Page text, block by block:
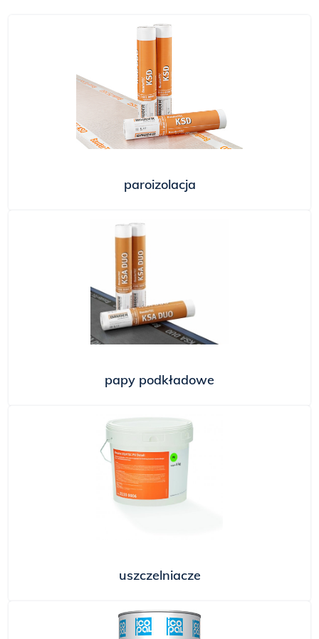
trwałe, szczelne i łatwe w
aplikacji, idealne do renowacji i
nowych konstrukcji dachowych.
Izolacje płynne i termiczne
nowoczesne technologie
ochrony dachu przed wilgocią i
stratami ciepła, gwarantujące
Okna dachowe– wysokiej
dachowe poprawiające
użytkowania budynku.
paroizolacja
papy podkładowe
uszczelniacze